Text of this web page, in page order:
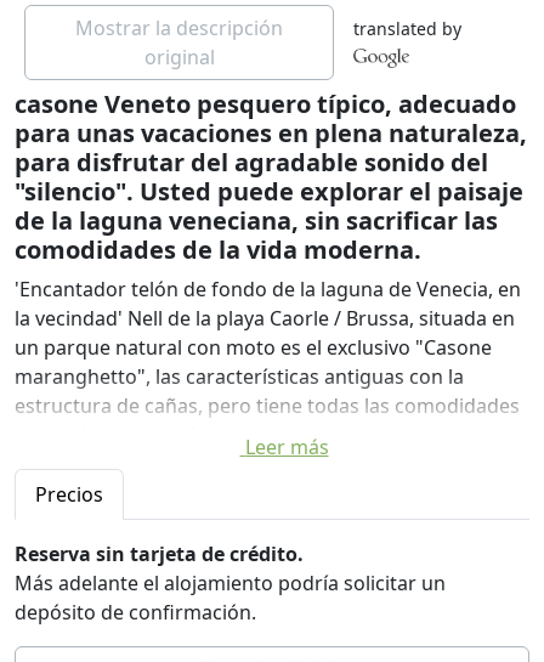
Mostrar la descripción
original
translated by
casone Veneto pesquero típico, adecuado
para unas vacaciones en plena naturaleza,
para disfrutar del agradable sonido del
"silencio". Usted puede explorar el paisaje
de la laguna veneciana, sin sacrificar las
comodidades de la vida moderna.
'Encantador telón de fondo de la laguna de Venecia, en
la vecindad' Nell de la playa Caorle / Brussa, situada en
un parque natural con moto es el exclusivo "Casone
maranghetto", las características antiguas con la
estructura de cañas, pero tiene todas las comodidades
de los tiempos modernos.
El Casone puede 'dar cabida a un máximo de 5
personas; Cuenta con una cama doble con un sofá
cama y una cama individual, baño, ducha, aire
acondicionado y bomba de calor, nevera + celda de
congelador, cocina a gas, microondas, sistema de
sonido y una hermosa chimenea central que es el rey .
Leer más
Precios
Reserva sin tarjeta de crédito.
Más adelante el alojamiento podría solicitar un
depósito de confirmación.